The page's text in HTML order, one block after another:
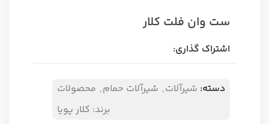
ست وان فلت کلار
اشتراک گذاری:
دسته: شیرآلات, شیرآلات حمام, محصولات
برند: کلار پویا